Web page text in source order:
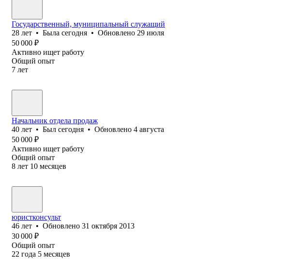
Государственный, муниципальный служащий
28 лет • Была сегодня • Обновлено 29 июля
50 000 ₽
Активно ищет работу
Общий опыт
7 лет
Начальник отдела продаж
40 лет • Был сегодня • Обновлено 4 августа
50 000 ₽
Активно ищет работу
Общий опыт
8 лет 10 месяцев
юристконсульт
46 лет • Обновлено 31 октября 2013
30 000 ₽
Общий опыт
22 года 5 месяцев